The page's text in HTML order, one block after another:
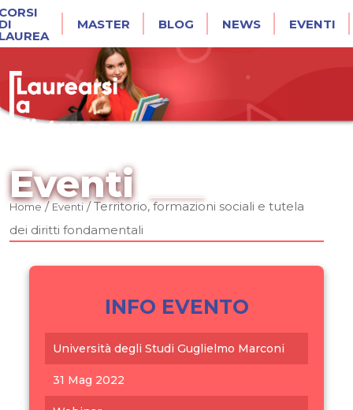
MASTER BLOG NEWS EVENTI
Eventi
Home/Eventi/Territorio, formazioni sociali e tutela
dei diritti fondamentali
INFO EVENTO
Università degli Studi Guglielmo Marconi
31 Mag 2022